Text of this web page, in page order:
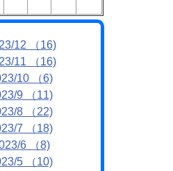
12 （16)
11 （16)
10 （6)
9 （11)
8 （22)
7 （18)
6 （8)
5 （10)